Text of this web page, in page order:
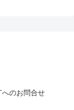
へのお問合せ